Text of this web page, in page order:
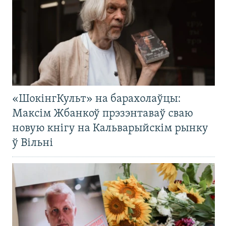
«ШокінгКульт» на барахолаўцы:
Максім Жбанкоў прэзэнтаваў сваю
новую кнігу на Кальварыйскім рынку
ў Вільні